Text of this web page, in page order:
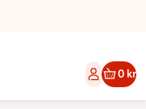
Skellefteå
0 kr